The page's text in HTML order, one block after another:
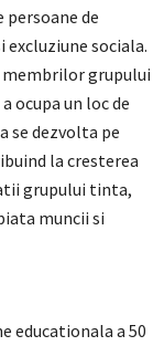
persoane de
sociala.
grupului
ocupa un loc de
se dezvolta pe
la cresterea
grupului tinta,
muncii si
educationala a 50